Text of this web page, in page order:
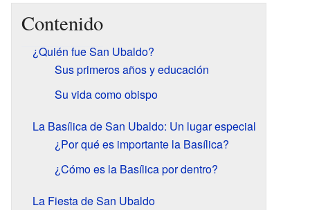
Contenido
¿Quién fue San Ubaldo?
Sus primeros años y educación
Su vida como obispo
La Basílica de San Ubaldo: Un lugar especial
¿Por qué es importante la Basílica?
¿Cómo es la Basílica por dentro?
La Fiesta de San Ubaldo